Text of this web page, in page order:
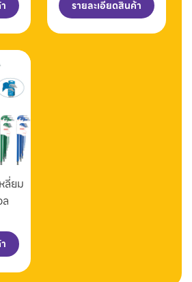
รายละเอียดสินค้า
ลี่ยม